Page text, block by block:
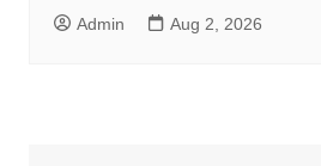
Admin Aug 2, 2026